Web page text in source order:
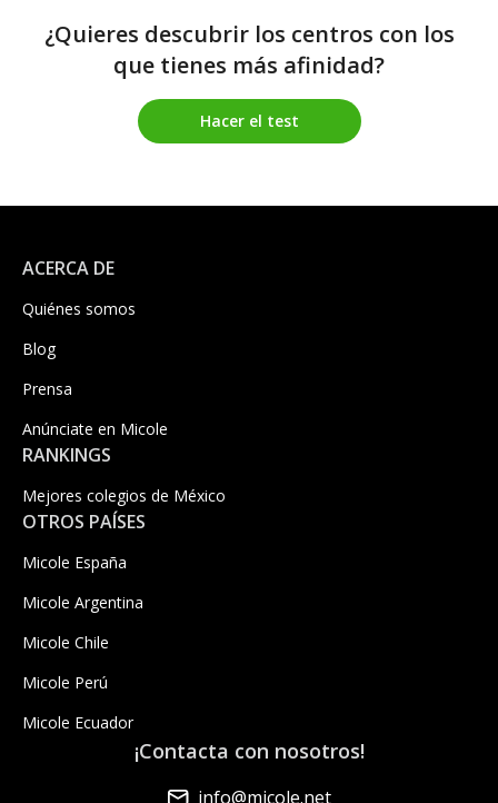
¿Quieres descubrir los centros con los
que tienes más afinidad?
Hacer el test
ACERCA DE
Quiénes somos
Blog
Prensa
Anúnciate en Micole
RANKINGS
Mejores colegios de México
OTROS PAÍSES
Micole España
Micole Argentina
Micole Chile
Micole Perú
Micole Ecuador
¡Contacta con nosotros!
info@micole.net